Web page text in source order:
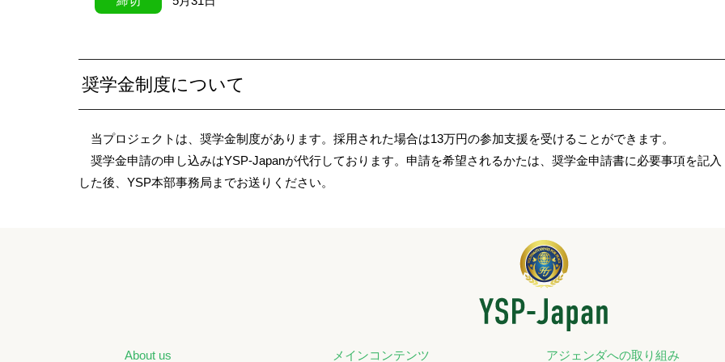
奨学金制度について
当プロジェクトは、奨学金制度があります。採用された場合は13万円の参加支援を受けることができます。
奨学金申請の申し込みはYSP-Japanが代行しております。申請を希望されるかたは、奨学金申請書に必要事項を記入
した後、YSP本部事務局までお送りください。
About us メインコンテンツ アジェンダへの取り組み